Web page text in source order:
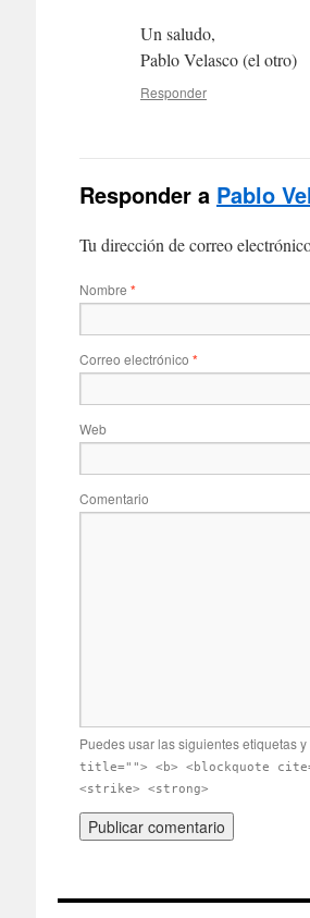
Un saludo,
Pablo Velasco (el otro)
Responder
Responder a Pablo
Tu dirección de correo
Nombre *
Correo electrónico *
Web
Comentario
Puedes usar las siguientes etiquetas
title=""> <b> <blockquote
<strike> <strong>